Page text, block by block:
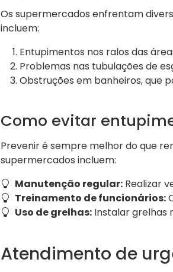
Os supermercados enfrentam
incluem:
Entupimentos nos ralos das
Problemas nas tubulações de
Obstruções em banheiros, que
Como evitar
Prevenir é sempre melhor do que
supermercados incluem:
Manutenção regular:Realizar
Treinamento de funcionários:
Uso de grelhas:Instalar grelhas
Atendimento de